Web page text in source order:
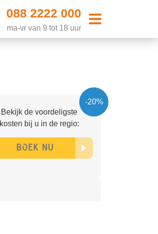
088 2222 000
ma-vr van 9 tot 18 uur
-20%
Bekijk de voordeligste
kosten bij u in de regio: